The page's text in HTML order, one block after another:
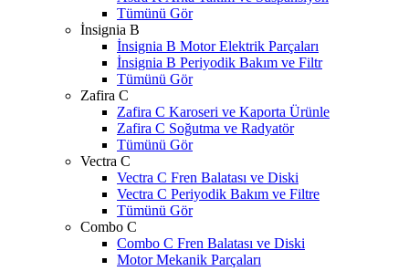
Tümünü Gör
İnsignia B
İnsignia B Motor Elektrik Parçaları
İnsignia B Periyodik Bakım ve Filtr
Tümünü Gör
Zafira C
Zafira C Karoseri ve Kaporta Ürünle
Zafira C Soğutma ve Radyatör
Tümünü Gör
Vectra C
Vectra C Fren Balatası ve Diski
Vectra C Periyodik Bakım ve Filtre
Tümünü Gör
Combo C
Combo C Fren Balatası ve Diski
Motor Mekanik Parçaları